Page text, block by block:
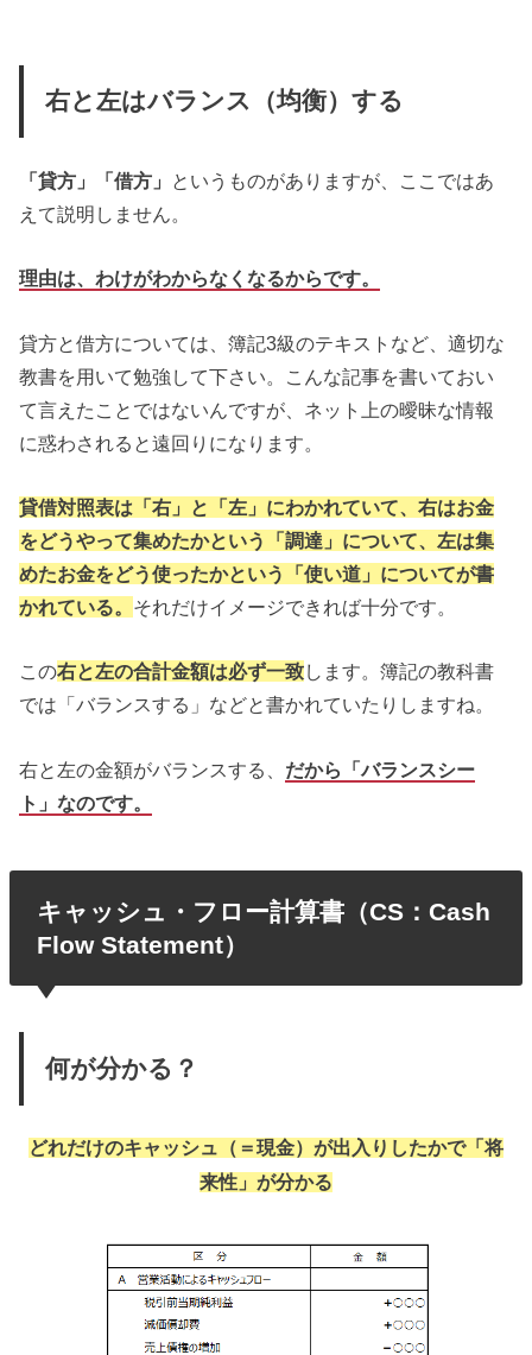
右と左はバランス（均衡）する
「貸方」「借方」 というものがありますが、ここではあ
えて説明しません。
理由は、わけがわからなくなるからです。
貸方と借方については、簿記3級のテキストなど、適切な
教書を用いて勉強して下さい。こんな記事を書いておい
て言えたことではないんですが、ネット上の曖昧な情報
に惑わされると遠回りになります。
貸借対照表は「右」と「左」にわかれていて、右はお金
をどうやって集めたかという「調達」について、左は集
めたお金をどう使ったかという「使い道」についてが書
かれている。 それだけイメージできれば十分です。
この右と左の合計金額は必ず一致します。簿記の教科書
では「バランスする」などと書かれていたりしますね。
右と左の金額がバランスする、 だから「バランスシー
ト」なのです。
キャッシュ・フロー計算書（CS：Cash
Flow Statement）
何が分かる？
どれだけのキャッシュ（＝現金）が出入りしたかで「将
来性」が分かる